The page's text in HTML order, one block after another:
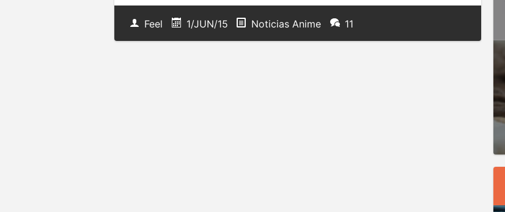
Feel 1/JUN/15 Noticias Anime 11